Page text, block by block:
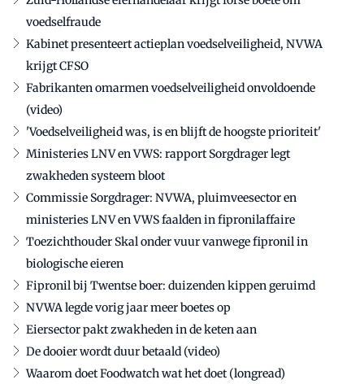
voedselfraude
Kabinet presenteert actieplan voedselveiligheid, NVWA
krijgt CFSO
Fabrikanten omarmen voedselveiligheid onvoldoende
(video)
'Voedselveiligheid was, is en blijft de hoogste prioriteit'
Ministeries LNV en VWS: rapport Sorgdrager legt
zwakheden systeem bloot
Commissie Sorgdrager: NVWA, pluimveesector en
ministeries LNV en VWS faalden in fipronilaffaire
Toezichthouder Skal onder vuur vanwege fipronil in
biologische eieren
Fipronil bij Twentse boer: duizenden kippen geruimd
NVWA legde vorig jaar meer boetes op
Eiersector pakt zwakheden in de keten aan
De dooier wordt duur betaald (video)
Waarom doet Foodwatch wat het doet (longread)